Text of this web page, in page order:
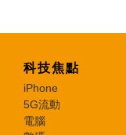
科技焦點
iPhone
5G流動
電腦